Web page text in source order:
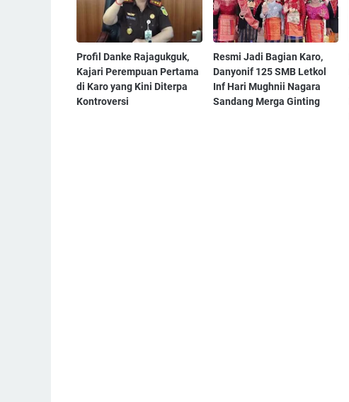
Profil Danke Rajagukguk,
Kajari Perempuan Pertama
di Karo yang Kini Diterpa
Kontroversi
Resmi Jadi Bagian Karo,
Danyonif 125 SMB Letkol
Inf Hari Mughnii Nagara
Sandang Merga Ginting